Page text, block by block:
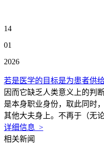
14
01
2026
若是医学的目标是为患者供给
因而它缺乏人类意义上的判
是本身职业身份，取此同时
其他大夫身上。不再于（无
详细信息 >
相关新闻